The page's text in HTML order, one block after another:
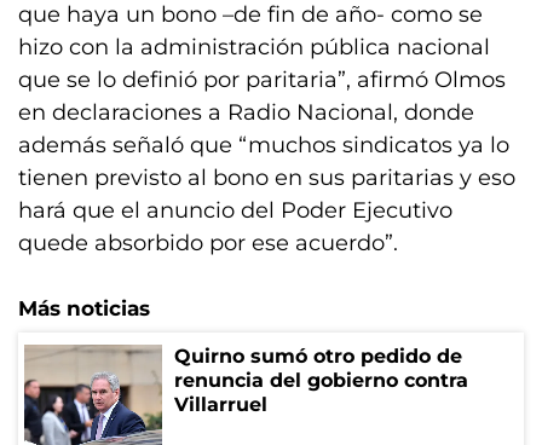
que haya un bono –de fin de año- como se
hizo con la administración pública nacional
que se lo definió por paritaria”, afirmó Olmos
en declaraciones a Radio Nacional, donde
además señaló que “muchos sindicatos ya lo
tienen previsto al bono en sus paritarias y eso
hará que el anuncio del Poder Ejecutivo
quede absorbido por ese acuerdo”.
Más noticias
Quirno sumó otro pedido de
renuncia del gobierno contra
Villarruel